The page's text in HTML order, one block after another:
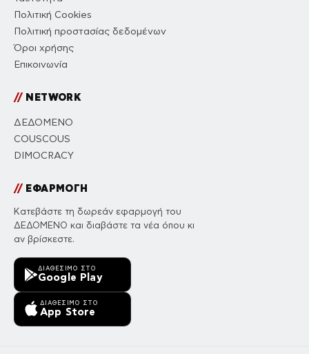
Πολιτική Cookies
Πολιτική προστασίας δεδομένων
Όροι χρήσης
Επικοινωνία
//NETWORK
ΔΕΔΟΜΕΝΟ
COUSCOUS
DIMOCRACY
//ΕΦΑΡΜΟΓΗ
Κατεβάστε τη δωρεάν εφαρμογή του
ΔΕΔΟΜΕΝΟ και διαβάστε τα νέα όπου κι
αν βρίσκεστε.
ΔΙΑΘΈΣΙΜΟ ΣΤΟ
Google Play
ΔΙΑΘΈΣΙΜΟ ΣΤΟ
App Store